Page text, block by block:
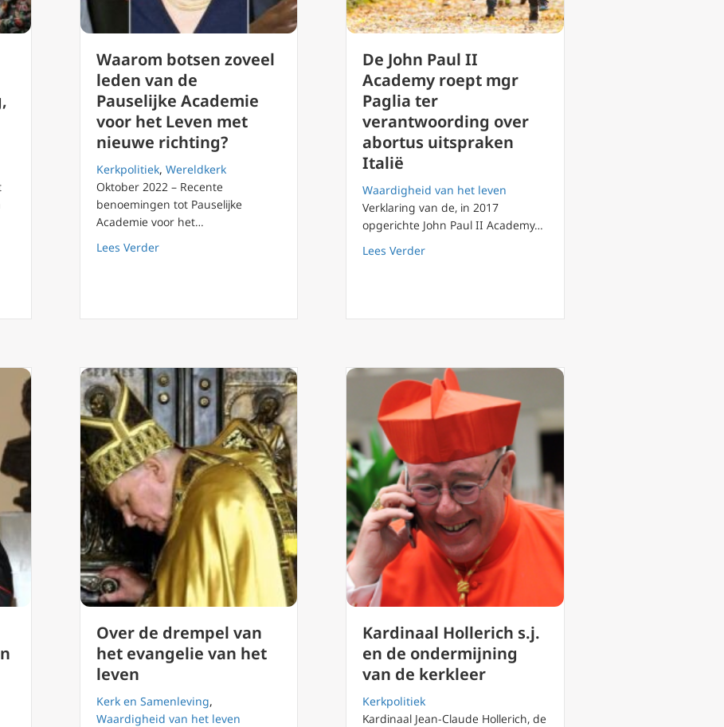
Vaticaan veroordeelt geslachtsverandering, draagmoederschap, abortus
Waarom botsen zoveel
leden van de
Pauselijke Academie
voor het Leven met
nieuwe richting?
Kerkpolitiek, Wereldkerk
Oktober 2022 – Recente
benoemingen tot Pauselijke
Academie voor het…
Lees Verderabout Waarom botsen zoveel leden van de Pauselijke Academie voor het Leven met nieuwe richting?
De John Paul II
Academy roept mgr
Paglia ter
verantwoording over
abortus uitspraken
Italië
Waardigheid van het leven
Verklaring van de, in 2017
opgerichte John Paul II Academy…
Lees Verderabout De John Paul II Academy roept mgr Paglia ter
Over de drempel van
het evangelie van het
leven
Kerk en Samenleving,
Waardigheid van het leven
Kardinaal Hollerich s.j.
en de ondermijning
van de kerkleer
Kerkpolitiek
Kardinaal Jean-Claude Hollerich, de